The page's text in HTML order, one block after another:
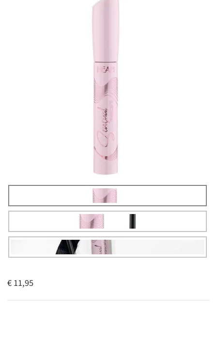
€ 11,95